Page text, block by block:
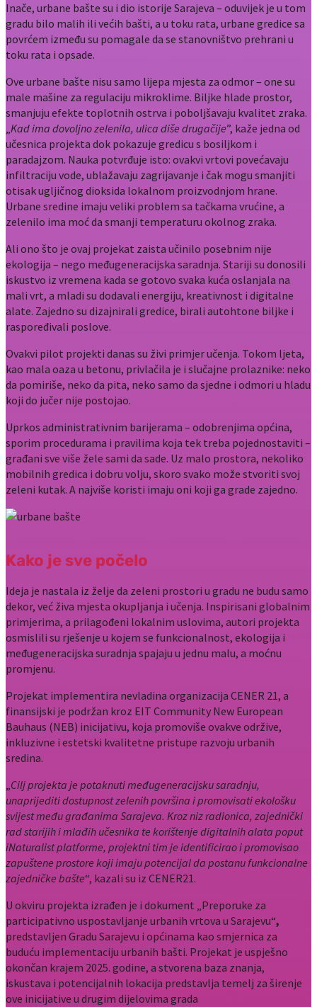
Inače, urbane bašte su i dio istorije Sarajeva – oduvijek je u tom
gradu bilo malih ili većih bašti, a u toku rata, urbane gredice sa
povrćem između su pomagale da se stanovništvo prehrani u
toku rata i opsade.
Ove urbane bašte nisu samo lijepa mjesta za odmor – one su
male mašine za regulaciju mikroklime. Biljke hlade prostor,
smanjuju efekte toplotnih ostrva i poboljšavaju kvalitet zraka.
„Kad ima dovoljno zelenila, ulica diše drugačije”, kaže jedna od
učesnica projekta dok pokazuje gredicu s bosiljkom i
paradajzom. Nauka potvrđuje isto: ovakvi vrtovi povećavaju
infiltraciju vode, ublažavaju zagrijavanje i čak mogu smanjiti
otisak ugljičnog dioksida lokalnom proizvodnjom hrane.
Urbane sredine imaju veliki problem sa tačkama vrućine, a
zelenilo ima moć da smanji temperaturu okolnog zraka.
Ali ono što je ovaj projekat zaista učinilo posebnim nije
ekologija – nego međugeneracijska saradnja. Stariji su donosili
iskustvo iz vremena kada se gotovo svaka kuća oslanjala na
mali vrt, a mladi su dodavali energiju, kreativnost i digitalne
alate. Zajedno su dizajnirali gredice, birali autohtone biljke i
raspoređivali poslove.
Ovakvi pilot projekti danas su živi primjer učenja. Tokom ljeta,
kao mala oaza u betonu, privlačila je i slučajne prolaznike: neko
da pomiriše, neko da pita, neko samo da sjedne i odmori u hladu
koji do jučer nije postojao.
Uprkos administrativnim barijerama – odobrenjima općina,
sporim procedurama i pravilima koja tek treba pojednostaviti –
građani sve više žele sami da sade. Uz malo prostora, nekoliko
mobilnih gredica i dobru volju, skoro svako može stvoriti svoj
zeleni kutak. A najviše koristi imaju oni koji ga grade zajedno.
Kako je sve počelo
Ideja je nastala iz želje da zeleni prostori u gradu ne budu samo
dekor, već živa mjesta okupljanja i učenja. Inspirisani globalnim
primjerima, a prilagođeni lokalnim uslovima, autori projekta
osmislili su rješenje u kojem se funkcionalnost, ekologija i
međugeneracijska suradnja spajaju u jednu malu, a moćnu
promjenu.
Projekat implementira nevladina organizacija CENER 21, a
finansijski je podržan kroz EIT Community New European
Bauhaus (NEB) inicijativu, koja promoviše ovakve održive,
inkluzivne i estetski kvalitetne pristupe razvoju urbanih
sredina.
„Cilj projekta je potaknuti međugeneracijsku saradnju,
unaprijediti dostupnost zelenih površina i promovisati ekološku
svijest među građanima Sarajeva. Kroz niz radionica, zajednički
rad starijih i mlađih učesnika te korištenje digitalnih alata poput
iNaturalist platforme, projektni tim je identificirao i promovisao
zapuštene prostore koji imaju potencijal da postanu funkcionalne
zajedničke bašte“, kazali su iz CENER21.
U okviru projekta izrađen je i dokument „Preporuke za
participativno uspostavljanje urbanih vrtova u Sarajevu“,
predstavljen Gradu Sarajevu i općinama kao smjernica za
buduću implementaciju urbanih bašti. Projekat je uspješno
okončan krajem 2025. godine, a stvorena baza znanja,
iskustava i potencijalnih lokacija predstavlja temelj za širenje
ove inicijative u drugim dijelovima grada